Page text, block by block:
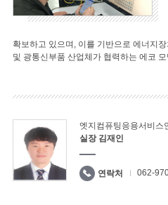
확보하고 있으며, 이를 기반으로 에너지
및 광통신부품 산업체가 협력하는 에코
엣지컴퓨팅응용서비스
실장 김재인
연락처 062-